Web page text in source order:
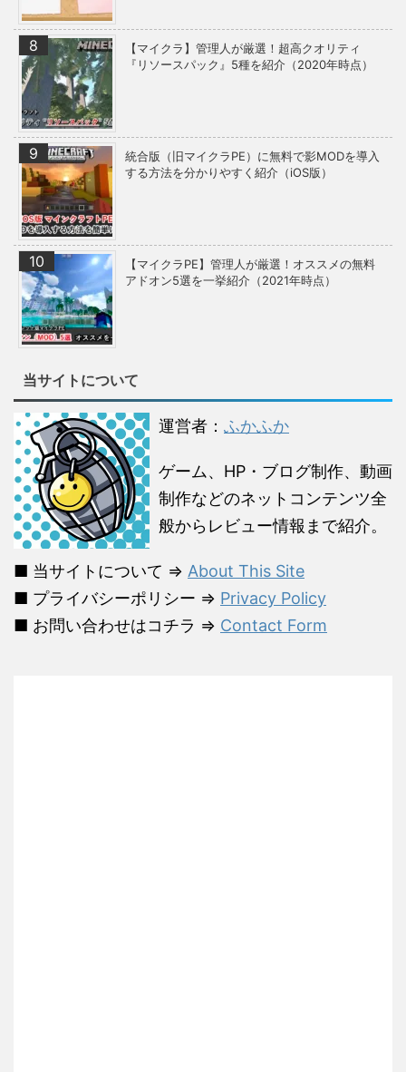
【マイクラ】管理人が厳選！超高クオリティ
『リソースパック』5種を紹介（2020年時点）
統合版（旧マイクラPE）に無料で影MODを導入
する方法を分かりやすく紹介（iOS版）
【マイクラPE】管理人が厳選！オススメの無料
アドオン5選を一挙紹介（2021年時点）
当サイトについて
運営者： ふかふか
ゲーム、HP・ブログ制作、動画
制作などのネットコンテンツ全
般からレビュー情報まで紹介。
■ 当サイトについて ⇒ About This Site
■ プライバシーポリシー ⇒ Privacy Policy
■ お問い合わせはコチラ ⇒ Contact Form